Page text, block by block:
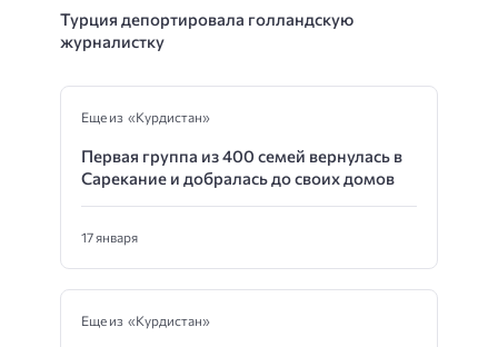
Турция депортировала голландскую
журналистку
Еще из «Курдистан»
Первая группа из 400 семей вернулась в
Сарекание и добралась до своих домов
17 января
Еще из «Курдистан»